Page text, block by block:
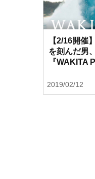
【2/16開催
を刻んだ男
『WAKITA
2019/02/12